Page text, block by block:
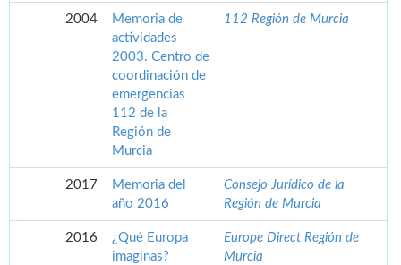
2004
Memoria de
actividades
2003. Centro de
coordinación de
emergencias
112 de la
Región de
Murcia
112 Región de Murcia
2017
Memoria del
año 2016
Consejo Jurídico de la
Región de Murcia
2016
¿Qué Europa
imaginas?
Europe Direct Región de
Murcia